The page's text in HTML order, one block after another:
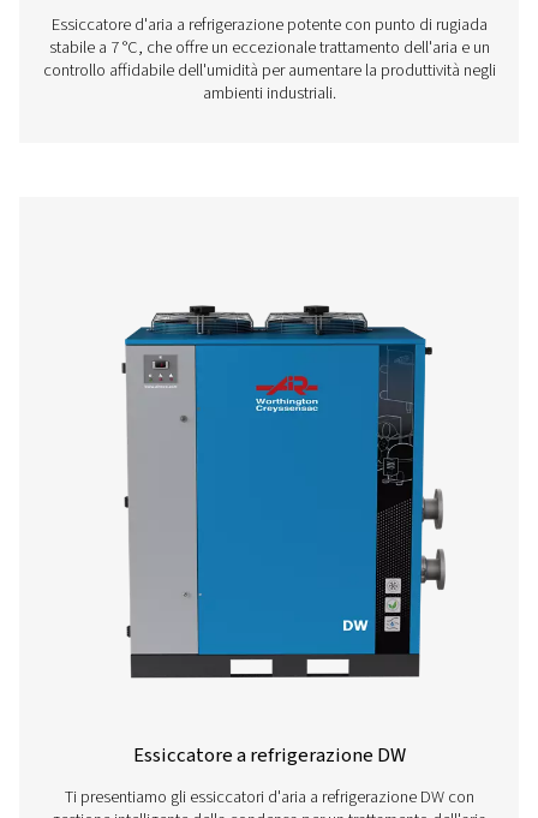
senza pari. Sei pronto a incrementare la tua